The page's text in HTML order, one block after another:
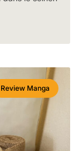
Review Manga